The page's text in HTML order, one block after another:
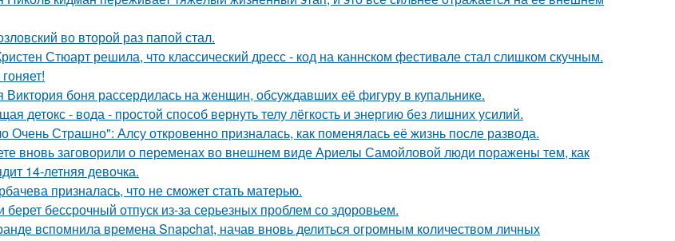
во второй раз папой стал.
Стюарт решила, что классический дресс - код на каннском фестивале стал слишком скучным.
Виктория боня рассердилась на женщин, обсуждавших её фигуру в купальнике.
детокс - вода - простой способ вернуть телу лёгкость и энергию без лишних усилий.
Очень Страшно": Алсу откровенно призналась, как поменялась её жизнь после развода.
вновь заговорили о переменах во внешнем виде Ариелы Самойловой люди поражены тем, как
14-летняя девочка.
призналась, что не сможет стать матерью.
берет бессрочный отпуск из-за серьезных проблем со здоровьем.
вспомнила времена Snapchat, начав вновь делиться огромным количеством личных